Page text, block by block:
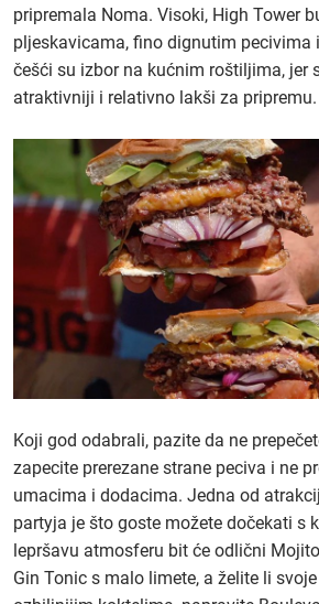
pripremala Noma. Visoki, High Tower
pljeskavicama, fino dignutim pecivima
češći su izbor na kućnim roštiljima, jer
atraktivniji i relativno lakši za pripremu.
Koji god odabrali, pazite da ne
zapecite prerezane strane peciva i ne
umacima i dodacima. Jedna od
partyja je što goste možete dočekati s
lepršavu atmosferu bit će odlični
Gin Tonic s malo limete, a želite li